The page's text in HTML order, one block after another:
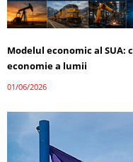
Modelul economic al SUA:
economie a lumii
01/06/2026